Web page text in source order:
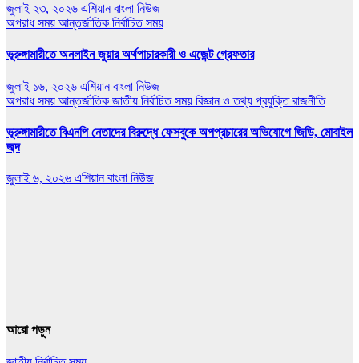
জুলাই ২৩, ২০২৬ এশিয়ান বাংলা নিউজ
অপরাধ সময় আন্তর্জাতিক নির্বাচিত সময়
ভূরুঙ্গামারীতে অনলাইন জুয়ার অর্থপাচারকারী ও এজেন্ট গ্রেফতার
জুলাই ১৬, ২০২৬ এশিয়ান বাংলা নিউজ
অপরাধ সময় আন্তর্জাতিক জাতীয় নির্বাচিত সময় বিজ্ঞান ও তথ্য প্রযুক্তিরাজনীতি
ভূরুঙ্গামারীতে বিএনপি নেতাদের বিরুদ্ধে ফেসবুকে অপপ্রচারের অভিযোগে জিডি, মোবাইল
জব্দ
জুলাই ৬, ২০২৬ এশিয়ান বাংলা নিউজ
আরো পড়ুন